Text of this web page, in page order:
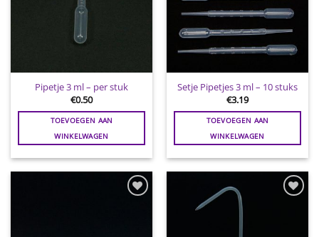
Pipetje 3 ml – per stuk
€0.50
TOEVOEGEN AAN
WINKELWAGEN
Setje Pipetjes 3 ml – 10 stuks
€3.19
TOEVOEGEN AAN
WINKELWAGEN